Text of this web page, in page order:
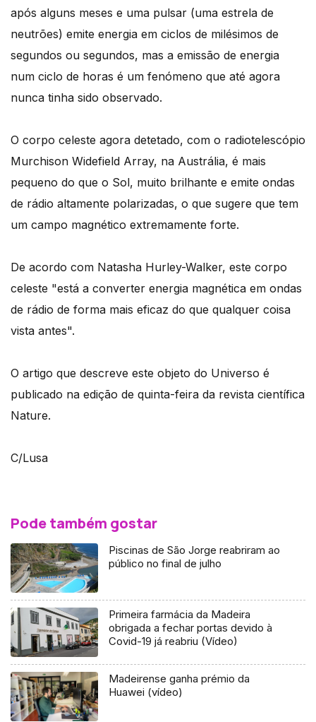
após alguns meses e uma pulsar (uma estrela de
neutrões) emite energia em ciclos de milésimos de
segundos ou segundos, mas a emissão de energia
num ciclo de horas é um fenómeno que até agora
nunca tinha sido observado.
O corpo celeste agora detetado, com o radiotelescópio
Murchison Widefield Array, na Austrália, é mais
pequeno do que o Sol, muito brilhante e emite ondas
de rádio altamente polarizadas, o que sugere que tem
um campo magnético extremamente forte.
De acordo com Natasha Hurley-Walker, este corpo
celeste "está a converter energia magnética em ondas
de rádio de forma mais eficaz do que qualquer coisa
vista antes".
O artigo que descreve este objeto do Universo é
publicado na edição de quinta-feira da revista científica
Nature.
C/Lusa
Pode também gostar
Piscinas de São Jorge reabriram ao
público no final de julho
Primeira farmácia da Madeira
obrigada a fechar portas devido à
Covid-19 já reabriu (Vídeo)
Madeirense ganha prémio da
Huawei (vídeo)